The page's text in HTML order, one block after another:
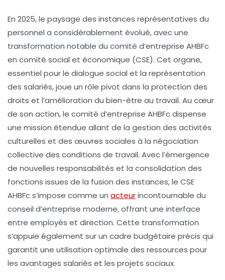
En 2025, le paysage des instances représentatives du
personnel a considérablement évolué, avec une
transformation notable du comité d’entreprise AHBFc
en comité social et économique (CSE). Cet organe,
essentiel pour le dialogue social et la représentation
des salariés, joue un rôle pivot dans la protection des
droits et l’amélioration du bien-être au travail. Au cœur
de son action, le comité d’entreprise AHBFc dispense
une mission étendue allant de la gestion des activités
culturelles et des œuvres sociales à la négociation
collective des conditions de travail. Avec l’émergence
de nouvelles responsabilités et la consolidation des
fonctions issues de la fusion des instances, le CSE
AHBFc s’impose comme un acteurincontournable du
conseil d’entreprise moderne, offrant une interface
entre employés et direction. Cette transformation
s’appuie également sur un cadre budgétaire précis qui
garantit une utilisation optimale des ressources pour
les avantages salariés et les projets sociaux.